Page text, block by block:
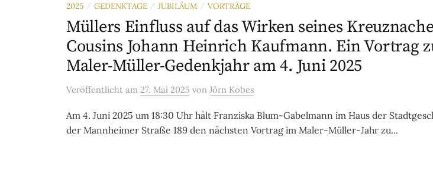
2025 / GEDENKTAGE / JUBILÄUM / VORTRÄGE
Müllers Einfluss auf das Wirken seines
Cousins Johann Heinrich Kaufmann. Ein Vortrag
Maler-Müller-Gedenkjahr am 4. Juni 2025
Veröffentlicht am 27. Mai 2025 von Jörn Kobes
Am 4. Juni 2025 um 18:30 Uhr hält Franziska Blum-Gabelmann im Haus der
der Mannheimer Straße 189 den nächsten Vortrag im Maler-Müller-Jahr zu...